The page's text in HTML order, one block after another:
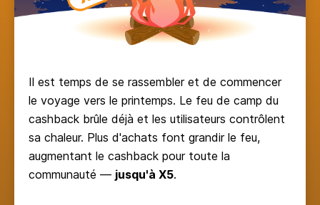
Il est temps de se rassembler et de commencer
le voyage vers le printemps. Le feu de camp du
cashback brûle déjà et les utilisateurs contrôlent
sa chaleur. Plus d'achats font grandir le feu,
augmentant le cashback pour toute la
communauté — jusqu'à X5.